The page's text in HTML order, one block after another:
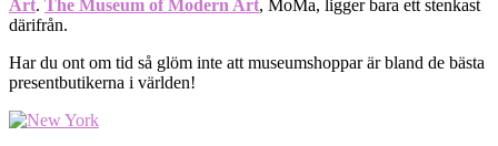
Art. The Museum of Modern Art, MoMa, ligger bara ett stenkast
därifrån.
Har du ont om tid så glöm inte att museumshoppar är bland de bästa
presentbutikerna i världen!